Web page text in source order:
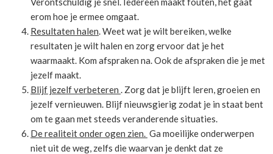
erom hoe je ermee omgaat.
Resultaten halen. Weet wat je wilt bereiken, welke
resultaten je wilt halen en zorg ervoor dat je het
waarmaakt. Kom afspraken na. Ook de afspraken die je met
jezelf maakt.
Blijf jezelf verbeteren . Zorg dat je blijft leren, groeien en
jezelf vernieuwen. Blijf nieuwsgierig zodat je in staat bent
om te gaan met steeds veranderende situaties.
De realiteit onder ogen zien. Ga moeilijke onderwerpen
niet uit de weg, zelfs die waarvan je denkt dat ze